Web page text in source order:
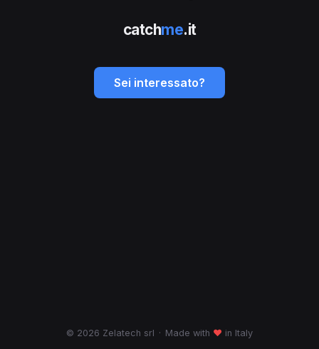
catchme.it
Sei interessato?
© 2026 Zelatech srl · Made with ♥ in Italy